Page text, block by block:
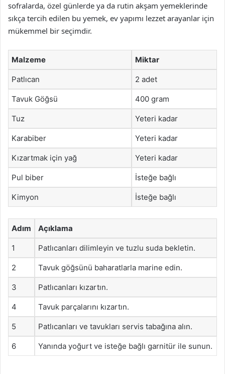
sofralarda, özel günlerde ya da rutin akşam yemeklerinde
sıkça tercih edilen bu yemek, ev yapımı lezzet arayanlar için
mükemmel bir seçimdir.
Malzeme Miktar
Patlıcan 2 adet
Tavuk Göğsü 400 gram
Tuz Yeteri kadar
Karabiber Yeteri kadar
Kızartmak için yağ Yeteri kadar
Pul biber İsteğe bağlı
Kimyon İsteğe bağlı
Adım Açıklama
1 Patlıcanları dilimleyin ve tuzlu suda bekletin.
2 Tavuk göğsünü baharatlarla marine edin.
3 Patlıcanları kızartın.
4 Tavuk parçalarını kızartın.
5 Patlıcanları ve tavukları servis tabağına alın.
6 Yanında yoğurt ve isteğe bağlı garnitür ile sunun.